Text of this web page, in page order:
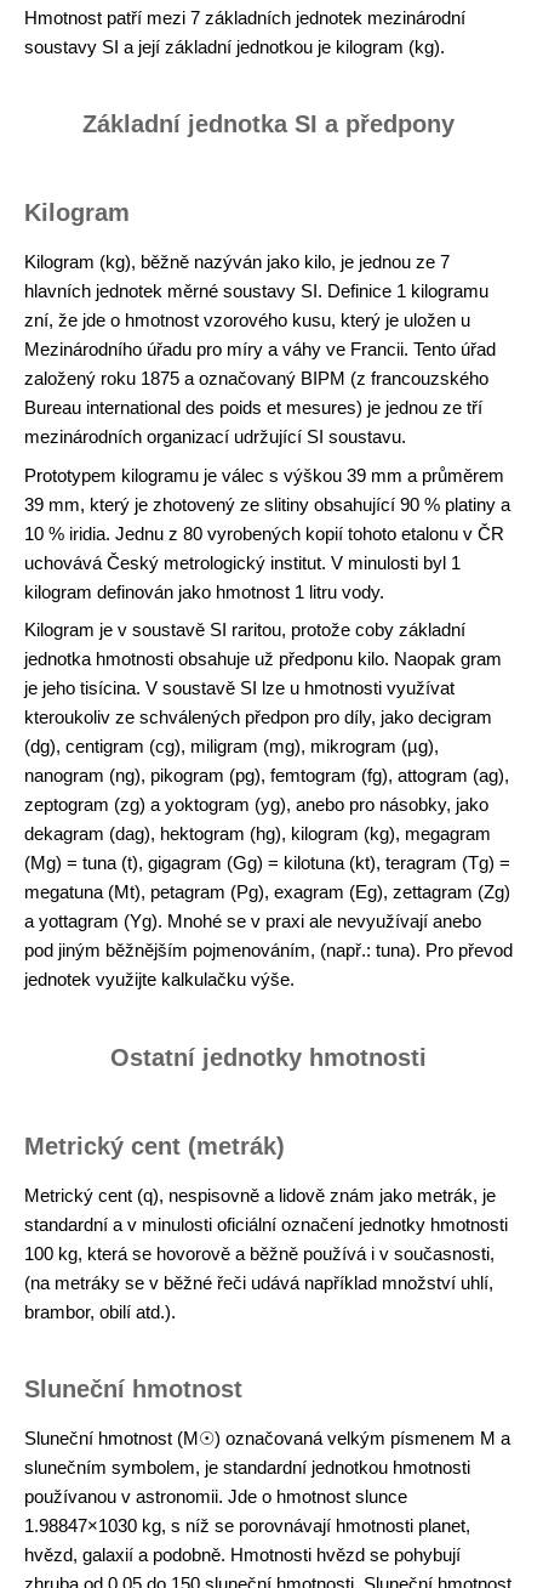
Hmotnost patří mezi 7 základních jednotek mezinárodní
soustavy SI a její základní jednotkou je kilogram (kg).
Základní jednotka SI a předpony
Kilogram
Kilogram (kg), běžně nazýván jako kilo, je jednou ze 7
hlavních jednotek měrné soustavy SI. Definice 1 kilogramu
zní, že jde o hmotnost vzorového kusu, který je uložen u
Mezinárodního úřadu pro míry a váhy ve Francii. Tento úřad
založený roku 1875 a označovaný BIPM (z francouzského
Bureau international des poids et mesures) je jednou ze tří
mezinárodních organizací udržující SI soustavu.
Prototypem kilogramu je válec s výškou 39 mm a průměrem
39 mm, který je zhotovený ze slitiny obsahující 90 % platiny a
10 % iridia. Jednu z 80 vyrobených kopií tohoto etalonu v ČR
uchovává Český metrologický institut. V minulosti byl 1
kilogram definován jako hmotnost 1 litru vody.
Kilogram je v soustavě SI raritou, protože coby základní
jednotka hmotnosti obsahuje už předponu kilo. Naopak gram
je jeho tisícina. V soustavě SI lze u hmotnosti využívat
kteroukoliv ze schválených předpon pro díly, jako decigram
(dg), centigram (cg), miligram (mg), mikrogram (µg),
nanogram (ng), pikogram (pg), femtogram (fg), attogram (ag),
zeptogram (zg) a yoktogram (yg), anebo pro násobky, jako
dekagram (dag), hektogram (hg), kilogram (kg), megagram
(Mg) = tuna (t), gigagram (Gg) = kilotuna (kt), teragram (Tg) =
megatuna (Mt), petagram (Pg), exagram (Eg), zettagram (Zg)
a yottagram (Yg). Mnohé se v praxi ale nevyužívají anebo
pod jiným běžnějším pojmenováním, (např.: tuna). Pro převod
jednotek využijte kalkulačku výše.
Ostatní jednotky hmotnosti
Metrický cent (metrák)
Metrický cent (q), nespisovně a lidově znám jako metrák, je
standardní a v minulosti oficiální označení jednotky hmotnosti
100 kg, která se hovorově a běžně používá i v současnosti,
(na metráky se v běžné řeči udává například množství uhlí,
brambor, obilí atd.).
Sluneční hmotnost
Sluneční hmotnost (M☉) označovaná velkým písmenem M a
slunečním symbolem, je standardní jednotkou hmotnosti
používanou v astronomii. Jde o hmotnost slunce
1.98847×1030 kg, s níž se porovnávají hmotnosti planet,
hvězd, galaxií a podobně. Hmotnosti hvězd se pohybují
zhruba od 0,05 do 150 sluneční hmotnosti. Sluneční hmotnost